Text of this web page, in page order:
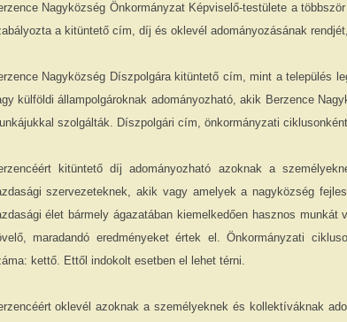
Nagyközség Önkormányzat Képviselő-testülete a
a kitüntető cím, díj és oklevél adományozásának
Nagyközség Díszpolgára kitüntető cím, mint a település
külföldi állampolgároknak adományozható, akik Berzence
szolgálták. Díszpolgári cím, önkormányzati
kitüntető díj adományozható azoknak a
szervezeteknek, akik vagy amelyek a nagyközség
élet bármely ágazatában kiemelkedően hasznos
maradandó eredményeket értek el. Önkormányzati
kettő. Ettől indokolt esetben el lehet térni.
oklevél azoknak a személyeknek és kollektíváknak